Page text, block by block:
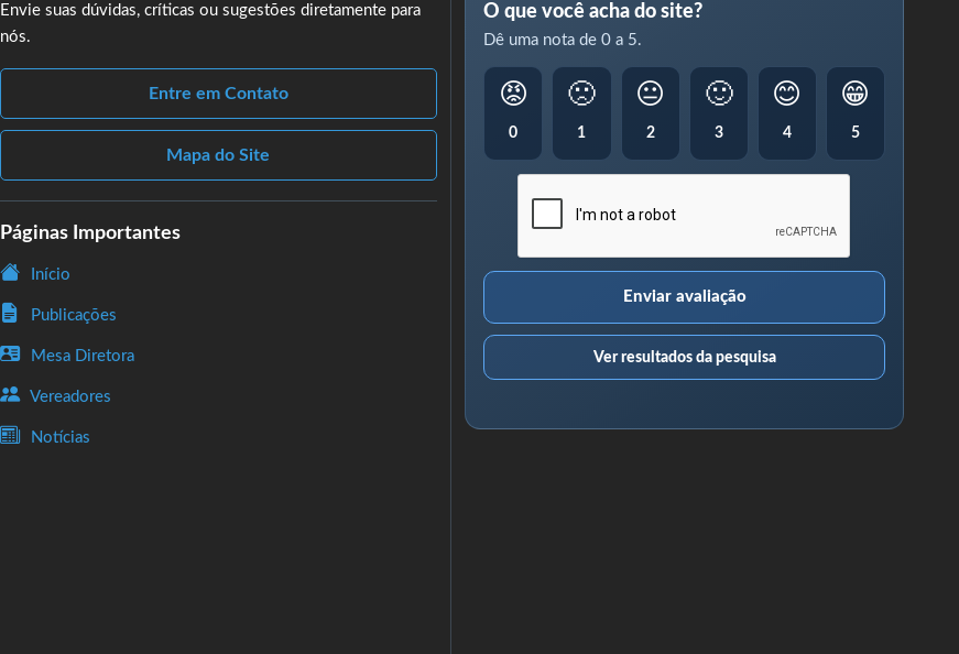
Envie suas dúvidas, críticas ou sugestões diretamente para
nós.
Entre em Contato
Mapa do Site
Páginas Importantes
Início
Publicações
Mesa Diretora
Vereadores
Notícias
O que você acha do site?
Dê uma nota de 0 a 5.
😡
0
🙁
1
😐
2
🙂
3
😊
4
😁
5
Enviar avaliação
Ver resultados da pesquisa